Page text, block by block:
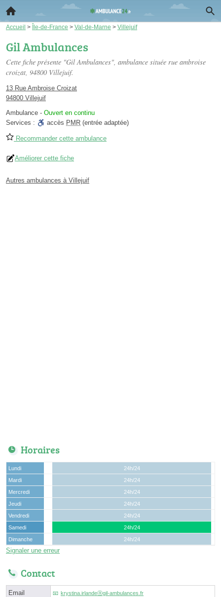
Accueil > Île-de-France > Val-de-Marne > Villejuif
Gil Ambulances
Cette fiche présente "Gil Ambulances", ambulance située rue ambroise
croizat, 94800 Villejuif.
13 Rue Ambroise Croizat
94800 Villejuif
Ambulance - Ouvert en continu
Services :
accès PMR (entrée adaptée)
Recommander cette ambulance
Améliorer cette fiche
Autres ambulances à Villejuif
Horaires
Lundi
24h/24
Mardi
24h/24
Mercredi
24h/24
Jeudi
24h/24
Vendredi
24h/24
Samedi
24h/24
Dimanche
24h/24
Signaler une erreur
Contact
Email krystina.irlandeⓐgil-ambulances.fr